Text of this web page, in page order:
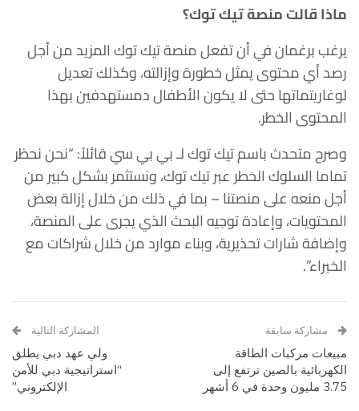
ماذا قالت منصة تيك توك؟
يرغب برغمان في أن تفعل منصة تيك توك المزيد من أجل
رصد أي محتوى يمثل خطورة وإزالته، وكذلك تعديل
لوغاريتماتها حتى لا يكون الأطفال دمستهدفين بهذا
المحتوى الخطر.
وصرح متحدث باسم تيك توك لـ بي بي سي قائلاً: “نحن نحظر
تماما السلوك الخطر عبر تيك توك، ونستثمر بشكل كبير من
أجل منعه على منصتنا – بما في ذلك من خلال إزالة بعض
المحتويات، وإعادة توجيه البحث الذي يجرى على المنصة،
وإضافة شارات تحذيرية، وبناء موارد من خلال شراكات مع
الخبراء”.
مشاركة سابقة
مبيعات مركبات الطاقة
الكهربائية بالصين ترتفع إلى
3.75 مليون وحدة في 6 أشهر
المشاركة التالية
ولي عهد دبي يطلق
“استراتيجية دبي للأمن
الإلكتروني”